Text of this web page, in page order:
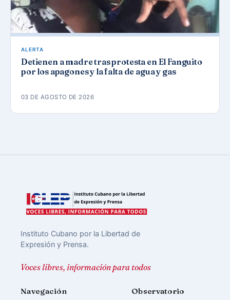
ALERTA
Detienen a madre tras protesta en El Fanguito
por los apagones y la falta de agua y gas
03 DE AGOSTO DE 2026
Instituto Cubano por la Libertad de
Expresión y Prensa.
Voces libres, información para todos
Navegación Observatorio